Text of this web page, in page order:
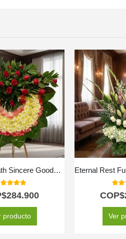
Funeral Wreath Sincere Goodbye
284.900
producto
COP$
Ver